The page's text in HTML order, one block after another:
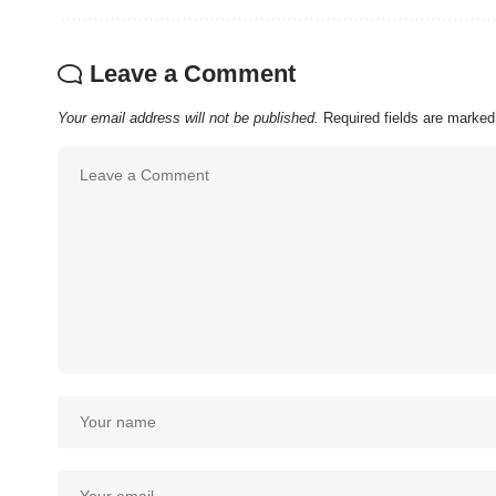
Leave a Comment
Your email address will not be published. Required fields are